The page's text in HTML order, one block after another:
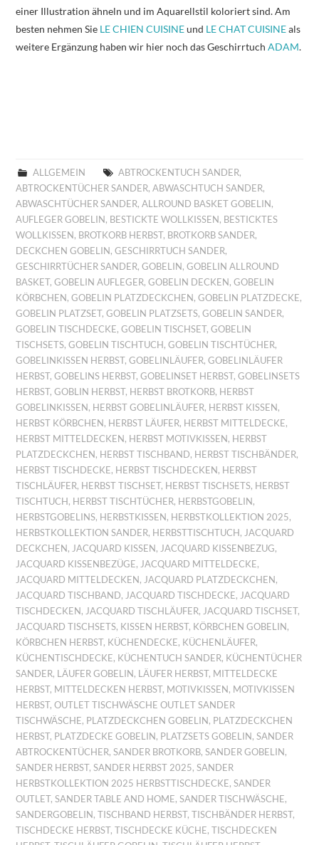
einer Illustration ähneln und im Aquarellstil koloriert sind. Am
besten nehmen Sie LE CHIEN CUISINEund LE CHAT CUISINEals
weitere Ergänzung haben wir hier noch das GeschirrtuchADAM.
ALLGEMEIN ABTROCKENTUCH SANDER,
ABTROCKENTÜCHER SANDER,ABWASCHTUCH SANDER,
ABWASCHTÜCHER SANDER,ALLROUND BASKET GOBELIN ,
AUFLEGER GOBELIN , BESTICKTE WOLLKISSEN , BESTICKTES
WOLLKISSEN , BROTKORB HERBST, BROTKORB SANDER,
DECKCHEN GOBELIN ,GESCHIRRTUCH SANDER,
GESCHIRRTÜCHER SANDER,GOBELIN ,GOBELIN ALLROUND
BASKET,GOBELIN AUFLEGER,GOBELIN DECKEN ,GOBELIN
KÖRBCHEN ,GOBELIN PLATZDECKCHEN ,GOBELIN PLATZDECKE,
GOBELIN PLATZSET,GOBELIN PLATZSETS,GOBELIN SANDER,
GOBELIN TISCHDECKE,GOBELIN TISCHSET,GOBELIN
TISCHSETS,GOBELIN TISCHTUCH ,GOBELIN TISCHTÜCHER,
GOBELINKISSEN HERBST,GOBELINLÄUFER,GOBELINLÄUFER
HERBST,GOBELINS HERBST,GOBELINSET HERBST,GOBELINSETS
HERBST,GOBLIN HERBST, HERBST BROTKORB, HERBST
GOBELINKISSEN , HERBST GOBELINLÄUFER, HERBST KISSEN ,
HERBST KÖRBCHEN , HERBST LÄUFER, HERBST MITTELDECKE,
HERBST MITTELDECKEN , HERBST MOTIVKISSEN , HERBST
PLATZDECKCHEN , HERBST TISCHBAND, HERBST TISCHBÄNDER,
HERBST TISCHDECKE, HERBST TISCHDECKEN , HERBST
TISCHLÄUFER, HERBST TISCHSET, HERBST TISCHSETS, HERBST
TISCHTUCH , HERBST TISCHTÜCHER, HERBSTGOBELIN ,
HERBSTGOBELINS, HERBSTKISSEN , HERBSTKOLLEKTION 2025,
HERBSTKOLLEKTION SANDER, HERBSTTISCHTUCH , JACQUARD
DECKCHEN , JACQUARD KISSEN , JACQUARD KISSENBEZUG,
JACQUARD KISSENBEZÜGE, JACQUARD MITTELDECKE,
JACQUARD MITTELDECKEN , JACQUARD PLATZDECKCHEN ,
JACQUARD TISCHBAND, JACQUARD TISCHDECKE, JACQUARD
TISCHDECKEN , JACQUARD TISCHLÄUFER, JACQUARD TISCHSET,
JACQUARD TISCHSETS, KISSEN HERBST, KÖRBCHEN GOBELIN ,
KÖRBCHEN HERBST, KÜCHENDECKE, KÜCHENLÄUFER,
KÜCHENTISCHDECKE, KÜCHENTUCH SANDER, KÜCHENTÜCHER
SANDER, LÄUFER GOBELIN , LÄUFER HERBST, MITTELDECKE
HERBST, MITTELDECKEN HERBST, MOTIVKISSEN , MOTIVKISSEN
HERBST,OUTLET TISCHWÄSCHE OUTLET SANDER
TISCHWÄSCHE, PLATZDECKCHEN GOBELIN , PLATZDECKCHEN
HERBST, PLATZDECKE GOBELIN , PLATZSETS GOBELIN ,SANDER
ABTROCKENTÜCHER,SANDER BROTKORB,SANDER GOBELIN ,
SANDER HERBST,SANDER HERBST 2025,SANDER
HERBSTKOLLEKTION 2025 HERBSTTISCHDECKE,SANDER
OUTLET,SANDER TABLE AND HOME,SANDER TISCHWÄSCHE,
SANDERGOBELIN ,TISCHBAND HERBST,TISCHBÄNDER HERBST,
TISCHDECKE HERBST,TISCHDECKE KÜCHE,TISCHDECKEN